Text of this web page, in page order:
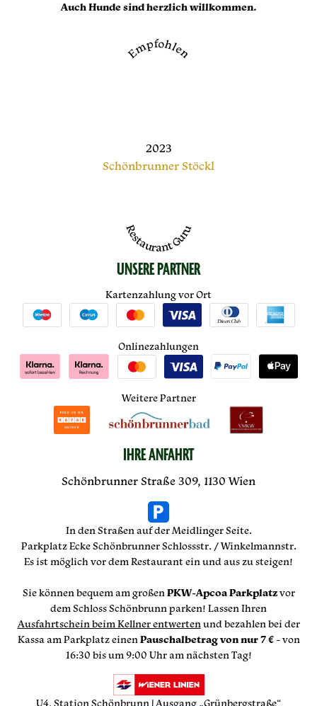
Auch Hunde sind herzlich willkommen.
Empfohlen
2023
Schönbrunner Stöckl
Restaurant Guru
UNSERE PARTNER
Kartenzahlung vor Ort
Onlinezahlungen
Weitere Partner
IHRE ANFAHRT
Schönbrunner Straße 309, 1130 Wien
In den Straßen auf der Meidlinger Seite.
Parkplatz Ecke Schönbrunner Schlossstr. / Winkelmannstr.
Es ist möglich vor dem Restaurant ein und aus zu steigen!
Sie können bequem am großenPKW-Apcoa Parkplatzvor
dem Schloss Schönbrunn parken! Lassen Ihren
Ausfahrtschein beim Kellner entwertenund bezahlen bei der
Kassa am Parkplatz einenPauschalbetrag von nur 7 €- von
16:30 bis um 9:00 Uhr am nächsten Tag!
U4, Station Schönbrunn | Ausgang „Grünbergstraße“